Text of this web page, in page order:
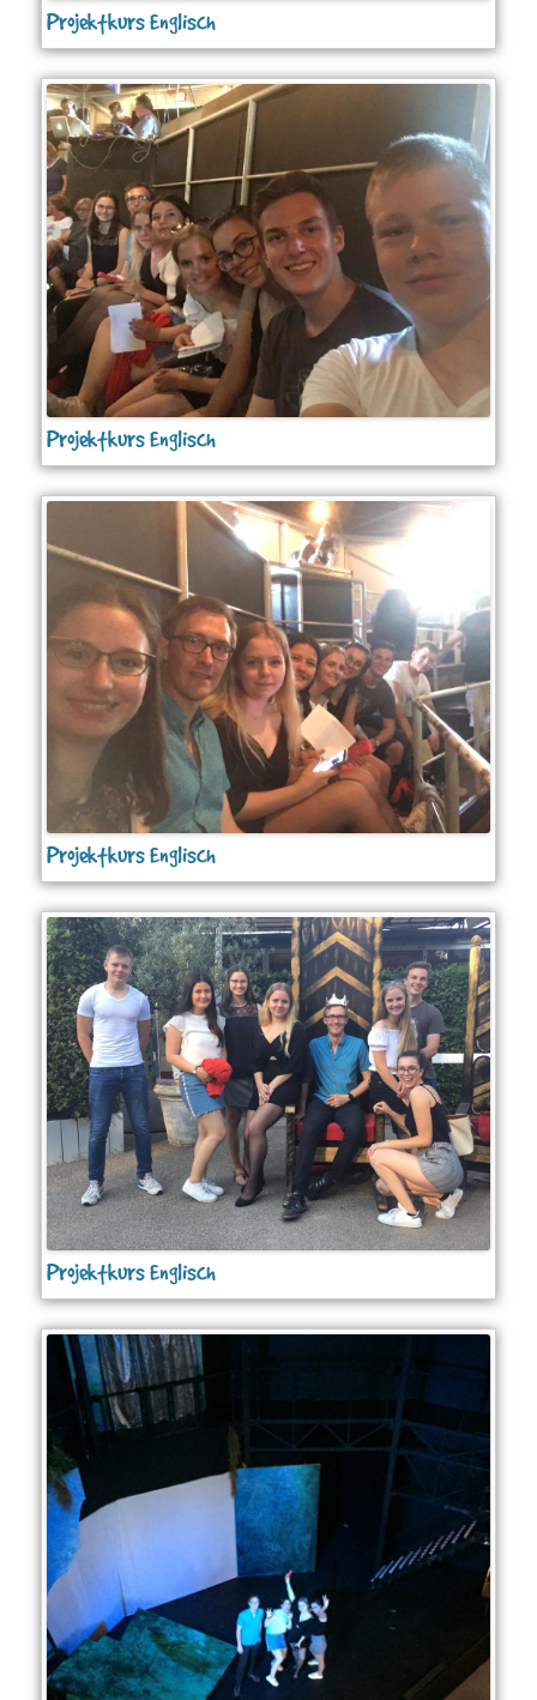
Projektkurs Englisch
Projektkurs Englisch
Projektkurs Englisch
Projektkurs Englisch